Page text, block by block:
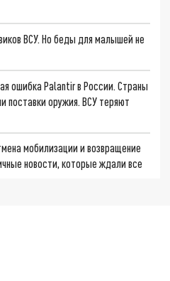
ВСУ. Но беды для малышей не
ошибка Palantir в России. Страны
поставки оружия. ВСУ теряют
мобилизации и возвращение
новости, которые ждали все